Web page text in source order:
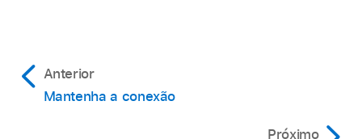
Anterior
Mantenha a conexão
Próximo